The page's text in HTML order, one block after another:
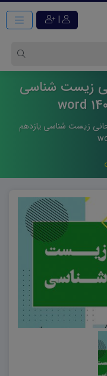
|
زیست شناسی
زیست شناسی یازدهم